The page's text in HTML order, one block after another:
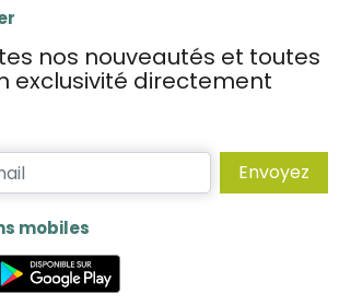
nos nouveautés et toutes
exclusivité directement
Envoyez
mobiles